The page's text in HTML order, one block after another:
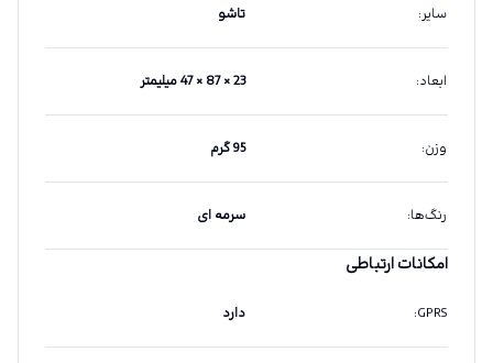
سایر: تاشو
ابعاد: 23 × 87 × 47 میلیمتر
وزن: 95 گرم
رنگ‌ها: سرمه ای
امکانات ارتباطی
GPRS
: دارد